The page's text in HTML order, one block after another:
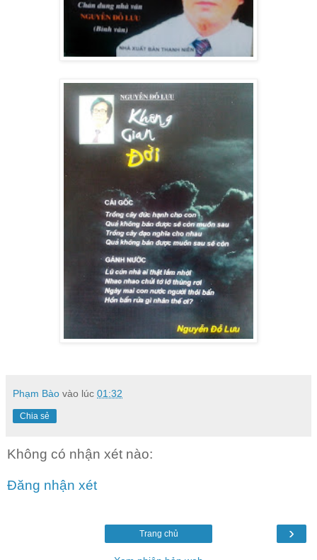
Phạm Bào vào lúc 01:32
Chia sẻ
Không có nhận xét nào:
Đăng nhận xét
›
Trang chủ